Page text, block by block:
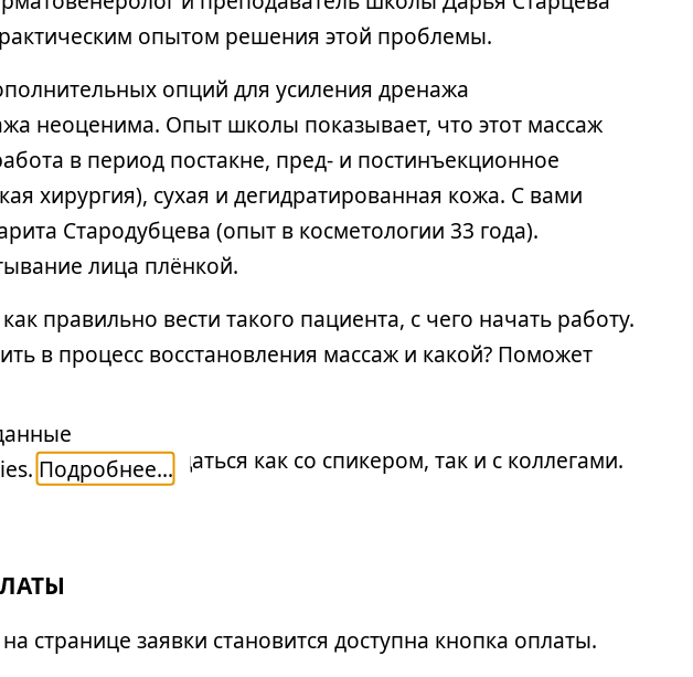
опытом решения этой проблемы.
опций для усиления дренажа
неоценима. Опыт школы показывает, что этот массаж
в период постакне, пред- и постинъекционное
хирургия), сухая и дегидратированная кожа. С вами
Стародубцева (опыт в косметологии 33 года).
лица плёнкой.
правильно вести такого пациента, с чего начать работу.
в процесс восстановления массаж и какой? Поможет
вопросы, пообщаться как со спикером, так и с коллегами.
странице заявки становится доступна кнопка оплаты.
Подробнее...